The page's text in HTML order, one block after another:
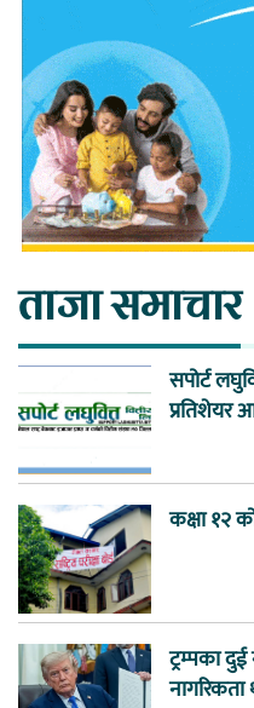
ताजा समाचार
सपोर्ट
प्रतिशेयर
कक्षा १२
ट्रम्पका
नागरिकता